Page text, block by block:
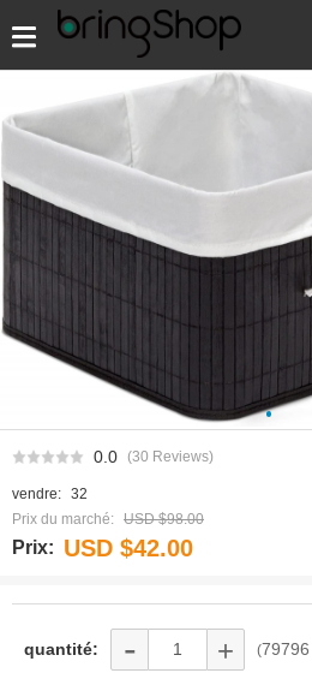
0.0 (30 Reviews)
vendre: 32
Prix du marché: USD $98.00
Prix: USD $42.00
quantité: - + (79796